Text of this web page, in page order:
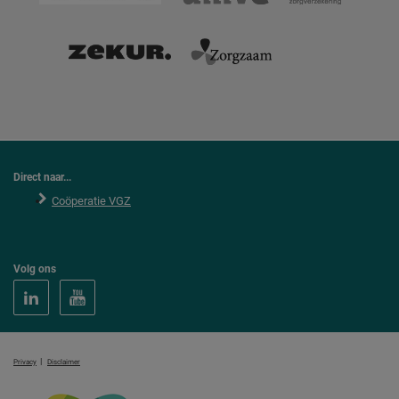
Direct naar...
Coöperatie VGZ
Volg ons
Privacy | Disclaimer